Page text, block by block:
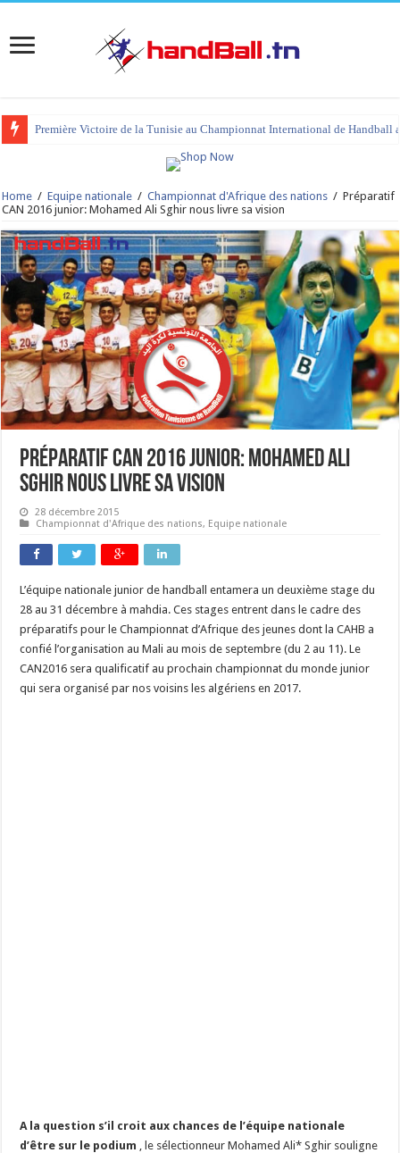
Première Victoire de la Tunisie au Championnat International de Handball
tournoi international Hammamet 2023 : programme et liste des joueurs
Home / Equipe nationale / Championnat d'Afrique des nations / Préparatif
CAN 2016 junior: Mohamed Ali Sghir nous livre sa vision
Préparatif CAN 2016 junior: Mohamed Ali
Sghir nous livre sa vision
28 décembre 2015
Championnat d'Afrique des nations, Equipe nationale
L’équipe nationale junior de handball entamera un deuxième stage du
28 au 31 décembre à mahdia. Ces stages entrent dans le cadre des
préparatifs pour le Championnat d’Afrique des jeunes dont la CAHB a
confié l’organisation au Mali au mois de septembre (du 2 au 11). Le
CAN2016 sera qualificatif au prochain championnat du monde junior
qui sera organisé par nos voisins les algériens en 2017.
A la question s’il croit aux chances de l’équipe nationale
d’être sur le podium , le sélectionneur Mohamed Ali* Sghir souligne